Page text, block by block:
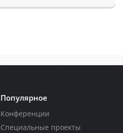
Популярное
Конференции
Специальные проекты